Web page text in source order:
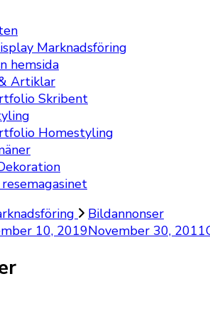
Marknadsföring
hemsida
Artiklar
Skribent
Homestyling
Bildannonser
10, 2019November 30, 2011